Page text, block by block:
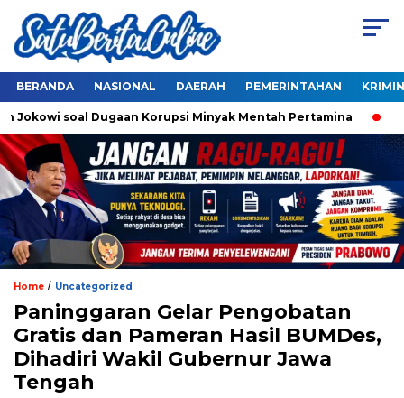
BERANDA NASIONAL DAERAH PEMERINTAHAN
soal Dugaan Korupsi Minyak Mentah Pertamina
Home / Uncategorized
Paninggaran Gelar Pengobatan
Gratis dan Pameran Hasil BUMDes,
Dihadiri Wakil Gubernur Jawa
Tengah